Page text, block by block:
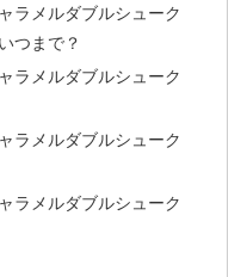
ラメルダブルシューク
つまで？
ラメルダブルシューク
ラメルダブルシューク
ラメルダブルシューク